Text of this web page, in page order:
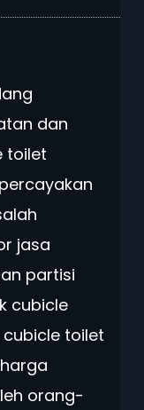
dan
toilet
jasa
partisi
cubicle
toilet
orang-